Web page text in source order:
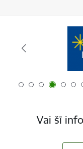
Vai šī